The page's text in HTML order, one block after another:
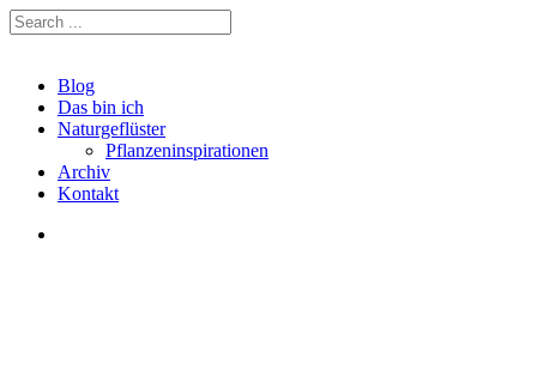
Blog
Das bin ich
Naturgeflüster
Pflanzeninspirationen
Archiv
Kontakt